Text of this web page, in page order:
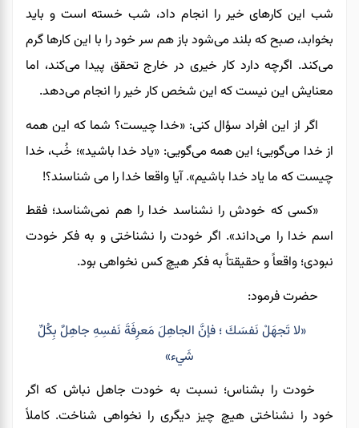
شب این کارهای خیر را انجام داد، شب خسته است و باید
بخوابد، صبح که بلند می‌شود باز هم سر خود را با این کارها گرم
می‌کند. اگرچه دارد کار خیری در خارج تحقق پیدا می‌کند، اما
معنایش این نیست که این شخصکار خیررا انجام می‌دهد.
اگر از این افراد سؤال کنی: «خدا چیست؟ شما که این همه
از خدا می‌گویی؛ این همه می‌گویی: «یاد خدا باشید»؛ خُب، خدا
چیست که ما یاد خدا باشیم». آیا واقعا خدا را می شناسند؟!
«کسی که خودش را نشناسد خدا را هم نمی‌شناسد؛ فقط
اسم خدا را می‌داند». اگر خودت را نشناختی و به فکر خودت
نبودی؛ واقعاً و حقیقتاً به فکر هیچ کس نخواهی بود.
حضرت فرمود:
«لا تَجهَلْ نَفسَكَ ؛ فإنَّ الجاهِلَ مَعرِفَةَ نَفسِهِ جاهِلٌ بِكُلِّ
شَيء»
خودت را بشناس؛ نسبت به خودت جاهل نباش که اگر
خود را نشناختیهیچ چیز دیگری را نخواهی شناخت. کاملاً